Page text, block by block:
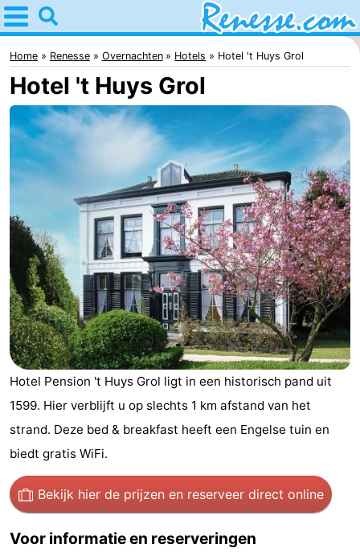
Home
Renesse
Tips
Voor
kinderen
Overnachten
Appartementen
-
Port
Greve
-
Zeeuwse
Kust
Bed
(&
breakfasts)
Campings
Hotels
Vakantiehuizen
-
Buitenheem
-
Home Renesse Overnachten Hotels Hotel 't Huys Grol
Hotel 't Huys Grol
Hotel Pension 't Huys Grol ligt in een historisch pand uit
1599. Hier verblijft u op slechts 1 km afstand van het
strand. Deze bed & breakfast heeft een Engelse tuin en
biedt gratis WiFi.
Bekijk hier de prijzen en reserveer direct online
Voor informatie en reserveringen